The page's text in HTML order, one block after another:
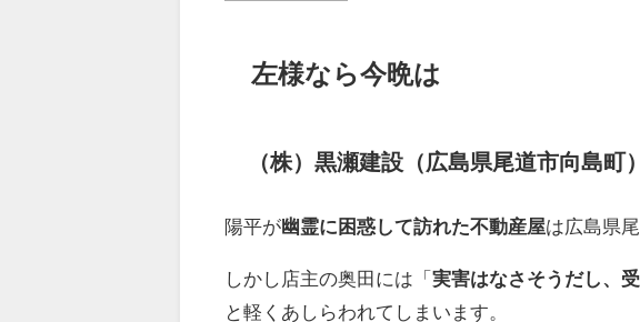
左様なら今晩は
（株）黒瀬建設（広島県尾道市向島町）
陽平が幽霊に困惑して訪れた不動産屋は広島県
しかし店主の奥田には「実害はなさそうだし、
と軽くあしらわれてしまいます。